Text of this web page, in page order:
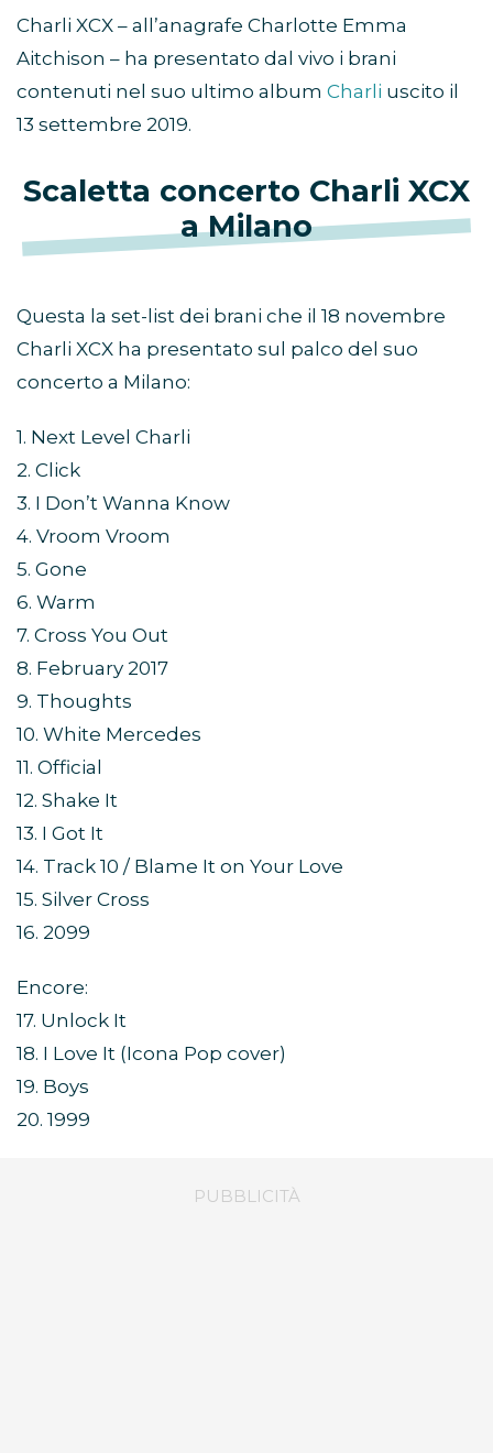
Charli XCX – all’anagrafe Charlotte Emma
Aitchison – ha presentato dal vivo i brani
contenuti nel suo ultimo album Charli uscito il
13 settembre 2019.
Scaletta concerto Charli XCX
a Milano
Questa la set-list dei brani che il 18 novembre
Charli XCX ha presentato sul palco del suo
concerto a Milano:
1. Next Level Charli
2. Click
3. I Don’t Wanna Know
4. Vroom Vroom
5. Gone
6. Warm
7. Cross You Out
8. February 2017
9. Thoughts
10. White Mercedes
11. Official
12. Shake It
13. I Got It
14. Track 10 / Blame It on Your Love
15. Silver Cross
16. 2099
Encore:
17. Unlock It
18. I Love It (Icona Pop cover)
19. Boys
20. 1999